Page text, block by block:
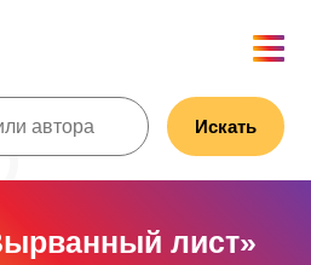
Искать
лист»